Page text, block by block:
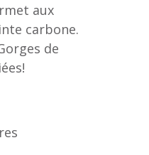
aux
carbone.
de